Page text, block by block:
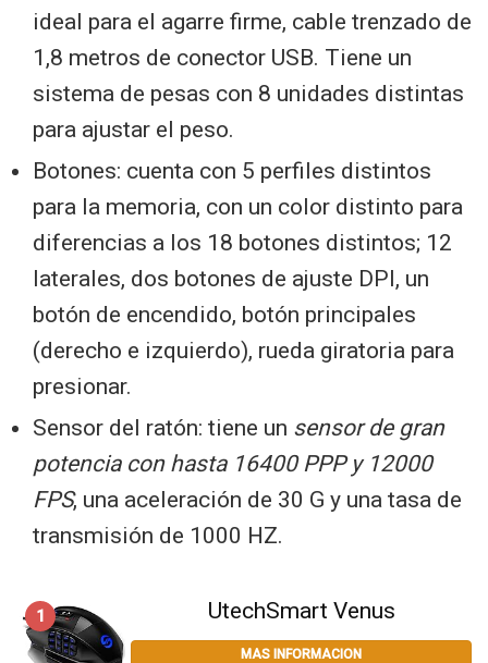
ideal para el agarre firme, cable trenzado de
1,8 metros de conector USB. Tiene un
sistema de pesas con 8 unidades distintas
para ajustar el peso.
Botones: cuenta con 5 perfiles distintos
para la memoria, con un color distinto para
diferencias a los 18 botones distintos; 12
laterales, dos botones de ajuste DPI, un
botón de encendido, botón principales
(derecho e izquierdo), rueda giratoria para
presionar.
Sensor del ratón: tiene un sensor de gran
potencia con hasta 16400 PPP y 12000
FPS, una aceleración de 30 G y una tasa de
transmisión de 1000 HZ.
1 UtechSmart Venus
MAS INFORMACION